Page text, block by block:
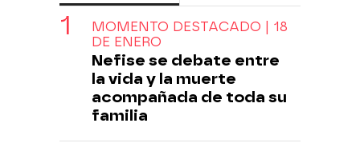
MOMENTO DESTACADO | 18
DE ENERO
Nefise se debate entre
la vida y la muerte
acompañada de toda su
familia